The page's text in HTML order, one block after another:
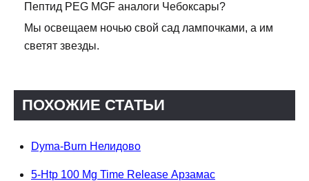
Пептид PEG MGF аналоги Чебоксары?
Мы освещаем ночью свой сад лампочками, а им
светят звезды.
ПОХОЖИЕ СТАТЬИ
Dyma-Burn Нелидово
5-Htp 100 Mg Time Release Арзамас